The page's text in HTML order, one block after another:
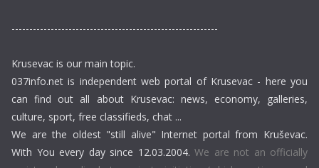
----------------------------------------------------------
Krusevac is our main topic.
037info.net is independent web portal of Krusevac - here you
can find out all about Krusevac: news, economy, galleries,
culture, sport, free classifieds, chat ...
We are the oldest "still alive" Internet portal from Kruševac.
With You every day since 12.03.2004. We are not an officially